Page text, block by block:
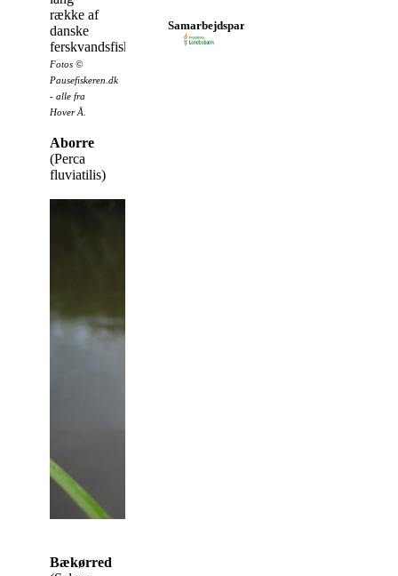
række af
danske
ferskvandsfisk:
Fotos ©
Pausefiskeren.dk
- alle fra
Hover Å.
Aborre
(Perca
fluviatilis)
Bækørred
Samarbejdspartner